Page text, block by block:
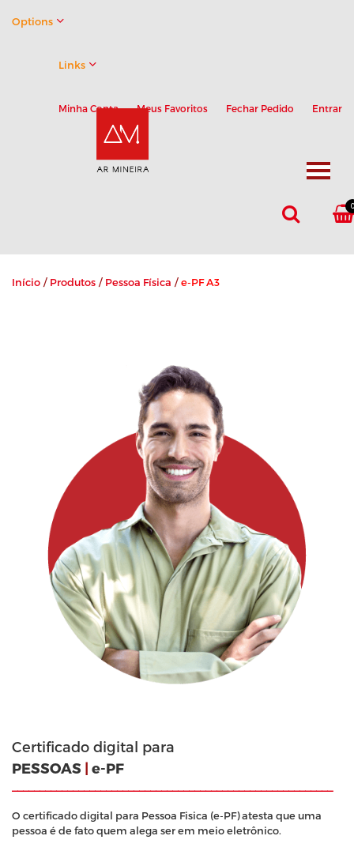
Options
Links
Minha Conta Meus Favoritos Fechar Pedido Entrar
0
Início / Produtos / Pessoa Física / e-PF A3
Certificado digital para
PESSOAS | e-PF
O certificado digital para Pessoa Fisica (e-PF) atesta que uma
pessoa é de fato quem alega ser em meio eletrônico.